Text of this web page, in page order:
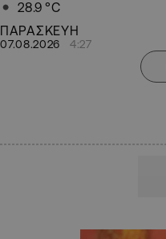
28.9 °C
ΠΑΡΑΣΚΕΥΗ
07.08.2026 4:27